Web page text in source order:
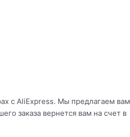
с AliExpress. Мы предлагаем вам
заказа вернется вам на счет в